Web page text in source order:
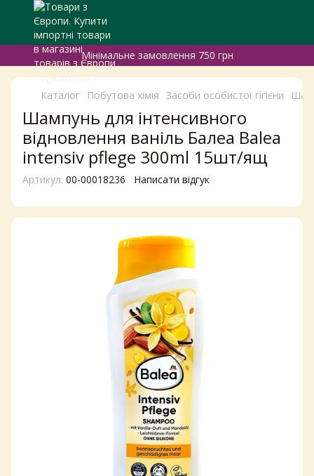
Мінімальне замовлення 750 грн
Каталог Побутова хімія Засоби особистої гігієни
Шампунь для інтенсивного
відновлення ваніль Балеа Balea
intensiv pflege 300ml 15шт/ящ
Артикул: 00-00018236 Написати відгук